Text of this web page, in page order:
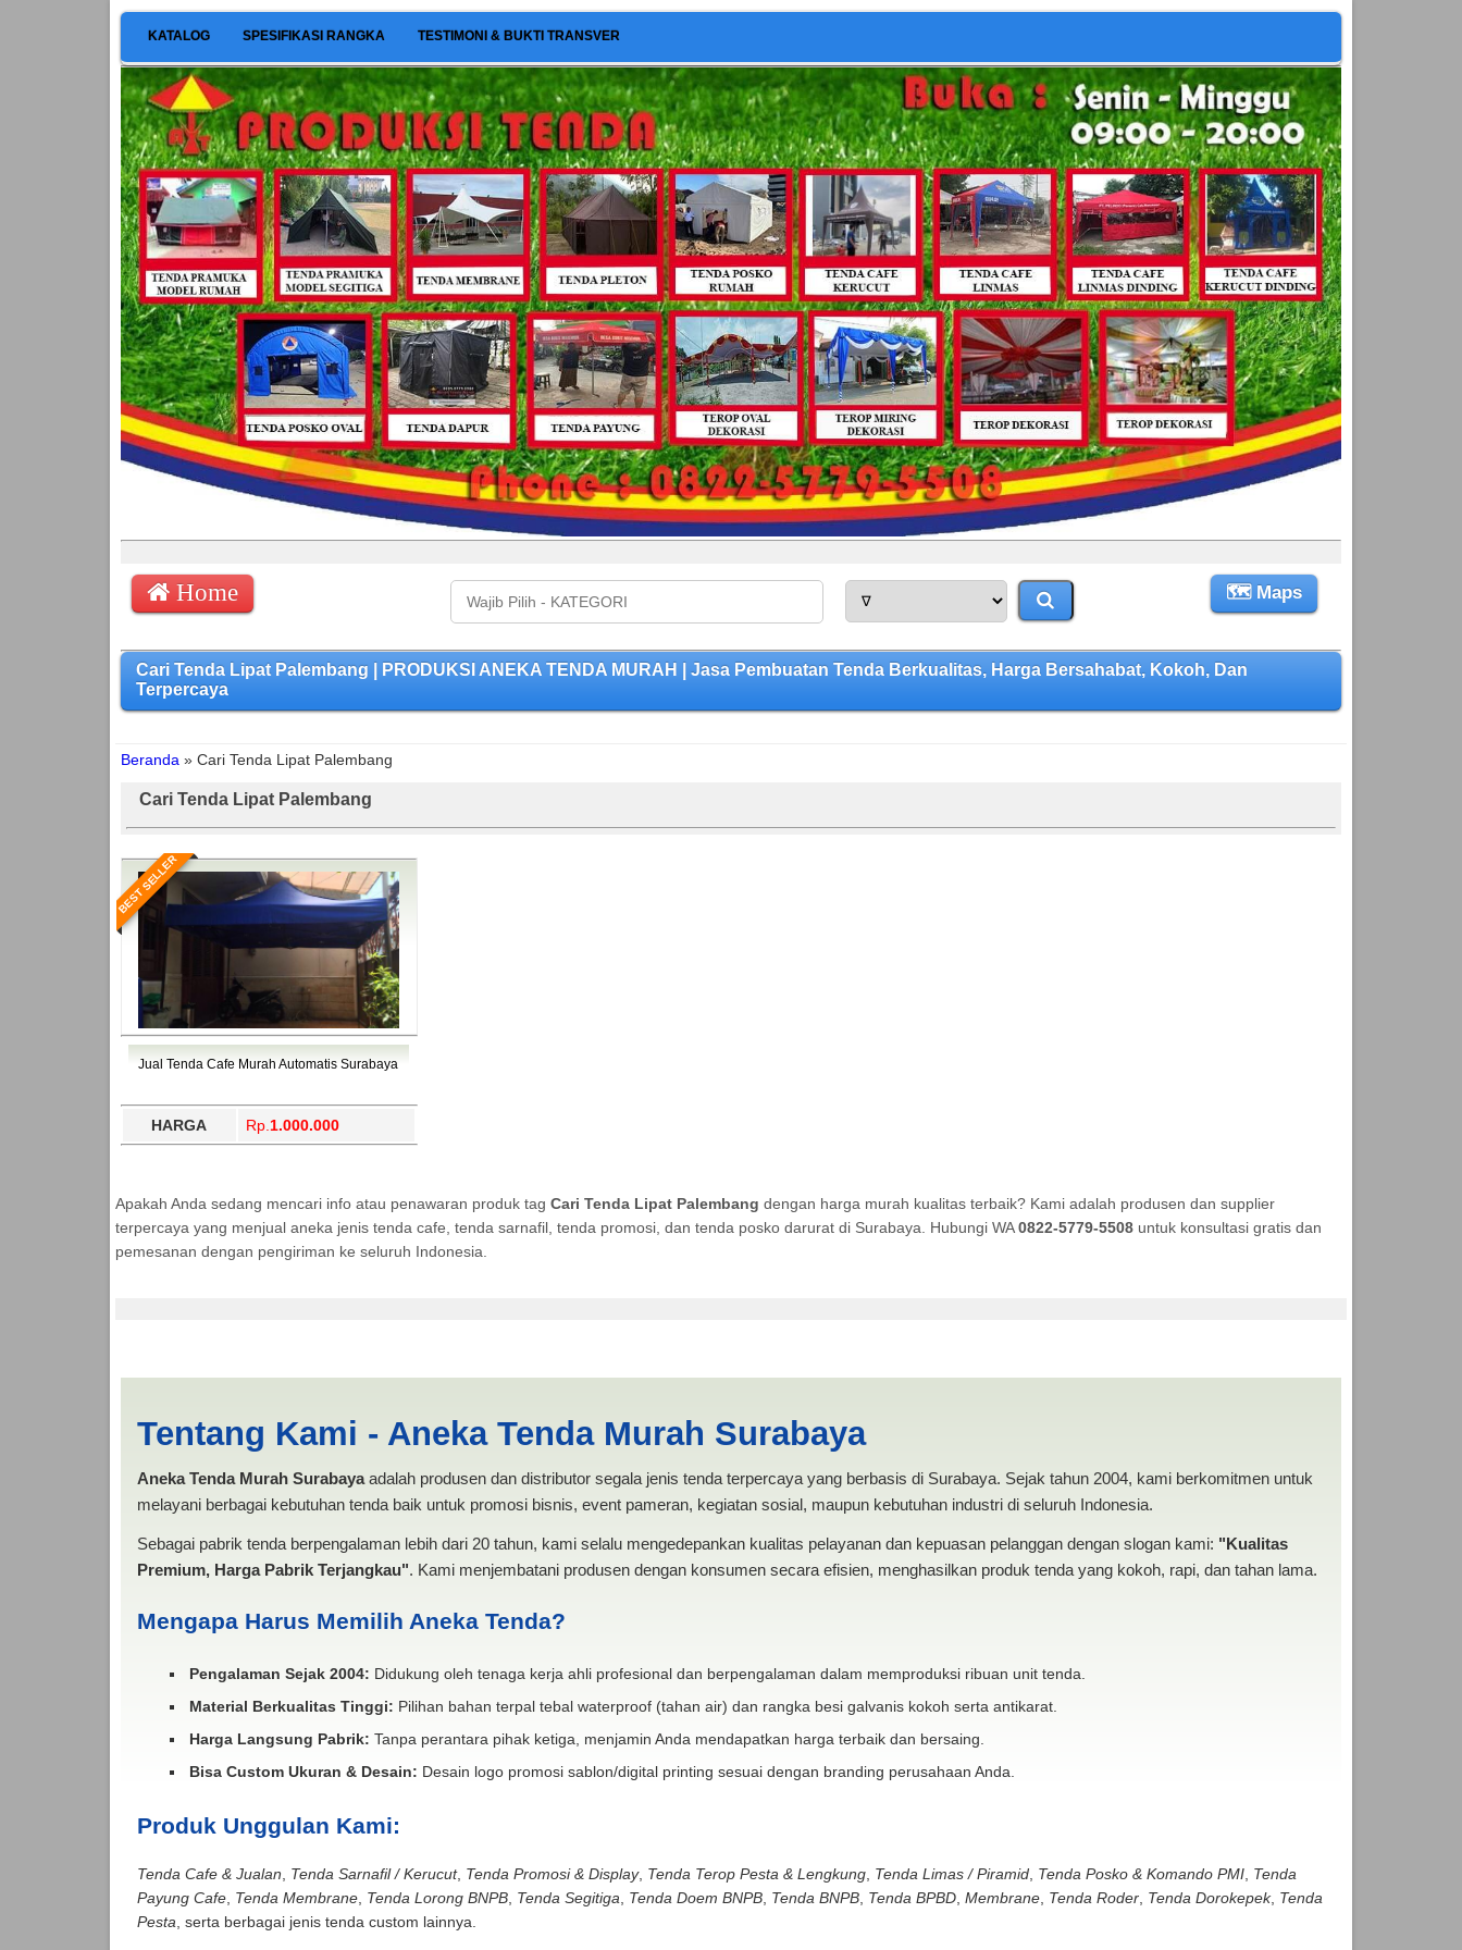
KATALOG SPESIFIKASI RANGKA TESTIMONI & BUKTI TRANSVER
Home 🗺 Maps
Cari Tenda Lipat Palembang | PRODUKSI ANEKA TENDA MURAH | Jasa Pembuatan Tenda Berkualitas, Harga Bersahabat, Kokoh, Dan
Terpercaya
Beranda » Cari Tenda Lipat Palembang
Cari Tenda Lipat Palembang
BEST SELLER
Jual Tenda Cafe Murah Automatis Surabaya
HARGA Rp. 1.000.000
Apakah Anda sedang mencari info atau penawaran produk tag Cari Tenda Lipat Palembang dengan harga murah kualitas terbaik? Kami adalah produsen dan supplier
terpercaya yang menjual aneka jenis tenda cafe, tenda sarnafil, tenda promosi, dan tenda posko darurat di Surabaya. Hubungi WA0822-5779-5508untuk konsultasi gratis dan
pemesanan dengan pengiriman ke seluruh Indonesia.
Tentang Kami - Aneka Tenda Murah Surabaya
Aneka Tenda Murah Surabayaadalah produsen dan distributor segala jenis tenda terpercaya yang berbasis di Surabaya. Sejak tahun 2004, kami berkomitmen untuk
melayani berbagai kebutuhan tenda baik untuk promosi bisnis, event pameran, kegiatan sosial, maupun kebutuhan industri di seluruh Indonesia.
Sebagai pabrik tenda berpengalaman lebih dari 20 tahun, kami selalu mengedepankan kualitas pelayanan dan kepuasan pelanggan dengan slogan kami: "Kualitas
Premium, Harga Pabrik Terjangkau". Kami menjembatani produsen dengan konsumen secara efisien, menghasilkan produk tenda yang kokoh, rapi, dan tahan lama.
Mengapa Harus Memilih Aneka Tenda?
Pengalaman Sejak 2004: Didukung oleh tenaga kerja ahli profesional dan berpengalaman dalam memproduksi ribuan unit tenda.
Material Berkualitas Tinggi: Pilihan bahan terpal tebal waterproof (tahan air) dan rangka besi galvanis kokoh serta antikarat.
Harga Langsung Pabrik: Tanpa perantara pihak ketiga, menjamin Anda mendapatkan harga terbaik dan bersaing.
Bisa Custom Ukuran & Desain: Desain logo promosi sablon/digital printing sesuai dengan branding perusahaan Anda.
Produk Unggulan Kami:
Tenda Cafe & Jualan Tenda Sarnafil / Kerucut, Tenda Promosi & Display, Tenda Terop Pesta & Lengkung, Tenda Limas / Piramid, Tenda Posko & Komando PMI, Tenda
Payung Cafe, Tenda Membrane, Tenda Lorong BNPB, Tenda Segitiga Tenda Doem BNPB, Tenda BNPB, Tenda BPBD, Membrane, Tenda Roder, Tenda Dorokepek, Tenda
Pesta , serta berbagai jenis tenda custom lainnya.